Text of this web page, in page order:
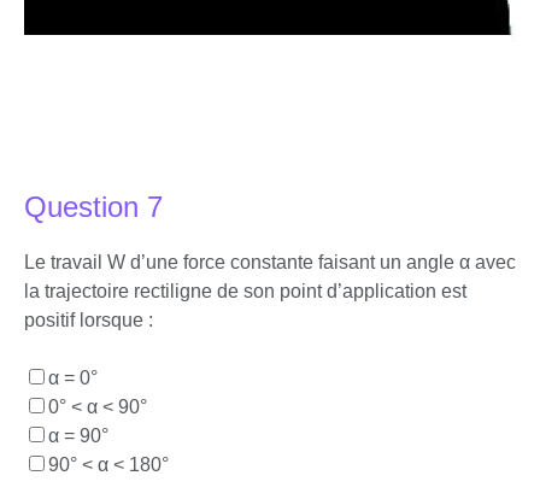
Question 7
Le travail W d’une force constante faisant un angle α avec
la trajectoire rectiligne de son point d’application est
positif lorsque :
α = 0°
0° < α < 90°
α = 90°
90° < α < 180°